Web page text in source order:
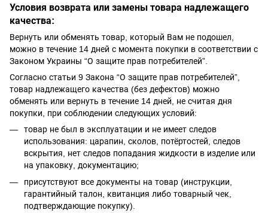
Условия возврата или замены товара надлежащего
качества:
Вернуть или обменять товар, который Вам не подошел,
можно в течение 14 дней с момента покупки в соответствии с
Законом Украины “О защите прав потребителей”.
Согласно статьи 9 Закона “О защите прав потребителей”,
товар надлежащего качества (без дефектов) можно
обменять или вернуть в течение 14 дней, не считая дня
покупки, при соблюдении следующих условий:
товар не был в эксплуатации и не имеет следов
использования: царапин, сколов, потёртостей, следов
вскрытия, нет следов попадания жидкости в изделие или
на упаковку, документацию;
присутствуют все документы на товар (инструкции,
гарантийный талон, квитанция либо товарный чек,
подтверждающие покупку).